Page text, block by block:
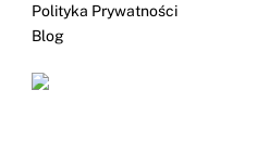
Polityka Prywatności
Blog